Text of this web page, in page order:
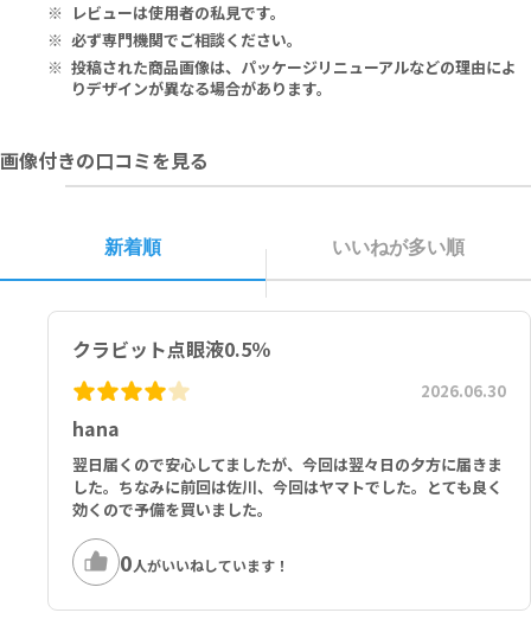
目から流れ出た点眼液は清潔なティッシュなどで拭き取ってくださ
い。
2種類以上の点眼剤を使う場合、特に医師からの指示がなければ5分以
上間隔をあけてください。
ゼー息苦しい、めまい、血圧低下、目の前が暗くなり意識が薄れる）
工業、日本ケミファ、大興製薬、サノフィ、共和クリティケア、沢井
製薬、サンド、高田製薬、田辺製薬販売、田辺三菱製薬、武田テバフ
ァーマ、日東メディック、ニプロ、ファイザー、マイラン製薬、Meiji
Seikaファルマ、興和、興和創薬、キョーリンリメディオ、三和化学
学、日医工、ヤクハン製薬、佐藤製薬、富士製薬工業、小林化工）
レビューは使用者の私見です。
必ず専門機関でご相談ください。
投稿された商品画像は、パッケージリニューアルなどの理由によ
りデザインが異なる場合があります。
画像付きの口コミを見る
新着順 いいねが多い順
クラビット点眼液0.5％
hana
2026.06.30
翌日届くので安心してましたが、今回は翌々日の夕方に届きま
した。ちなみに前回は佐川、今回はヤマトでした。とても良く
効くので予備を買いました。
0人がいいねしています！